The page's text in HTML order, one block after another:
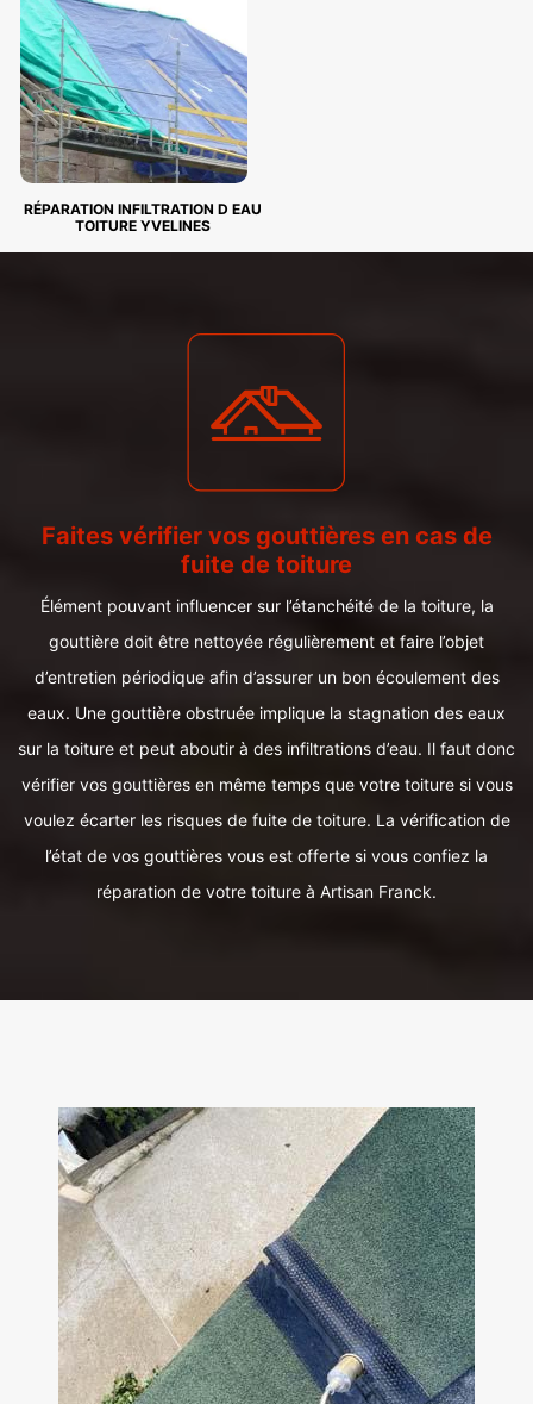
RÉPARATION INFILTRATION D EAU
TOITURE YVELINES
Faites vérifier vos gouttières en cas de
fuite de toiture
Élément pouvant influencer sur l’étanchéité de la toiture, la
gouttière doit être nettoyée régulièrement et faire l’objet
d’entretien périodique afin d’assurer un bon écoulement des
eaux. Une gouttière obstruée implique la stagnation des eaux
sur la toiture et peut aboutir à des infiltrations d’eau. Il faut donc
vérifier vos gouttières en même temps que votre toiture si vous
voulez écarter les risques de fuite de toiture. La vérification de
l’état de vos gouttières vous est offerte si vous confiez la
réparation de votre toiture à Artisan Franck.